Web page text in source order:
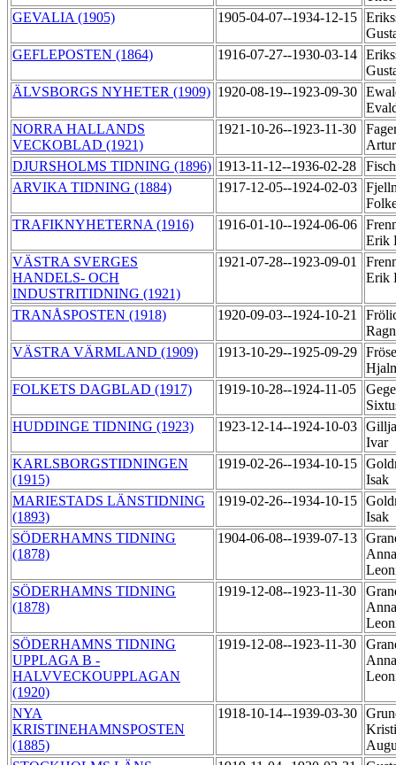
GEVALIA (1905)
1905-04-07--1934-12-15
GEFLEPOSTEN (1864)
1916-07-27--1930-03-14
ÄLVSBORGS NYHETER (1909) 1920-08-19--1923-09-30
NORRA HALLANDS
VECKOBLAD (1921)
1921-10-26--1923-11-30
DJURSHOLMS TIDNING (1896) 1913-11-12--1936-02-28
ARVIKA TIDNING (1884)
1917-12-05--1924-02-03
TRAFIKNYHETERNA (1916)
1916-01-10--1924-06-06
Erik
VÄSTRA SVERGES
HANDELS- OCH
INDUSTRITIDNING (1921)
1921-07-28--1923-09-01
Erik
TRANÅSPOSTEN (1918) 1920-09-03--1924-10-21
VÄSTRA VÄRMLAND (1909)
1913-10-29--1925-09-29
FOLKETS DAGBLAD (1917)
1919-10-28--1924-11-05
HUDDINGE TIDNING (1923)
1923-12-14--1924-10-03
Ivar
KARLSBORGSTIDNINGEN
(1915)
1919-02-26--1934-10-15
Isak
MARIESTADS LÄNSTIDNING
(1893)
1919-02-26--1934-10-15
Isak
SÖDERHAMNS TIDNING
(1878)
1904-06-08--1939-07-13
SÖDERHAMNS TIDNING
(1878)
1919-12-08--1923-11-30
SÖDERHAMNS TIDNING
UPPLAGA B -
HALVVECKOUPPLAGAN
(1920)
1919-12-08--1923-11-30
NYA
KRISTINEHAMNSPOSTEN
(1885)
1918-10-14--1939-03-30